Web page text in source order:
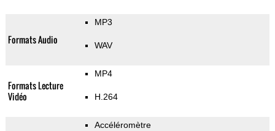
Formats Audio
MP3
WAV
Formats Lecture
Vidéo
MP4
H.264
Accéléromètre